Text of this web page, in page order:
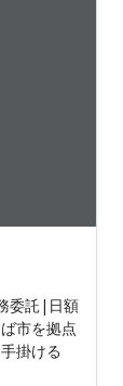
委託|日額
市を拠点
掛ける